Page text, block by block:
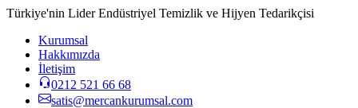
Türkiye'nin Lider Endüstriyel Temizlik ve Hijyen Tedarikçisi
Kurumsal
Hakkımızda
İletişim
0212 521 66 68
satis@mercankurumsal.com